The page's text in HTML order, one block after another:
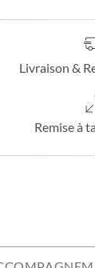
Livraison &
Remise à